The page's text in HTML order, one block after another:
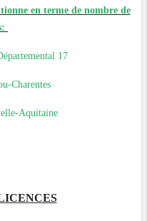
en terme de nombre de
17
Charentes
Aquitaine